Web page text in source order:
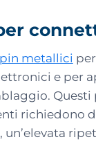
pin metallici
e per
Questi
richiedono
un’elevata